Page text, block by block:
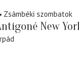
Zsámbéki szombatok
New